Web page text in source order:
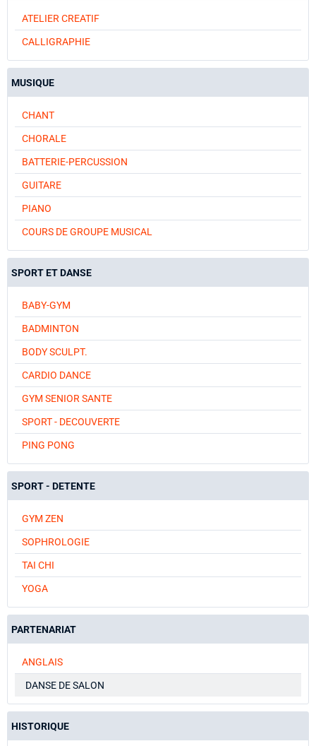
ATELIER CREATIF
CALLIGRAPHIE
MUSIQUE
CHANT
CHORALE
BATTERIE-PERCUSSION
GUITARE
PIANO
COURS DE GROUPE MUSICAL
SPORT ET DANSE
BABY-GYM
BADMINTON
BODY SCULPT.
CARDIO DANCE
GYM SENIOR SANTE
SPORT - DECOUVERTE
PING PONG
SPORT - DETENTE
GYM ZEN
SOPHROLOGIE
TAI CHI
YOGA
PARTENARIAT
ANGLAIS
DANSE DE SALON
HISTORIQUE